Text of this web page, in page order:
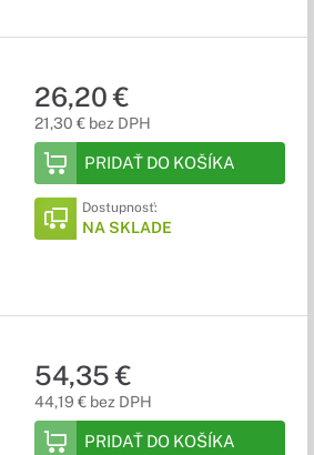
26,20 €
21,30 € bez DPH
PRIDAŤ DO KOŠÍKA
Dostupnosť:
NA SKLADE
54,35 €
44,19 € bez DPH
PRIDAŤ DO KOŠÍKA